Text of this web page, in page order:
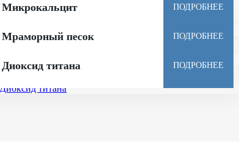
Микрокальцит ПОДРОБНЕЕ
Мраморный песок ПОДРОБНЕЕ
Диоксид титана ПОДРОБНЕЕ